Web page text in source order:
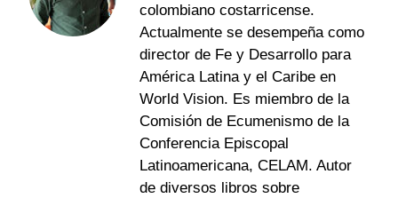
colombiano costarricense.
Actualmente se desempeña como
director de Fe y Desarrollo para
América Latina y el Caribe en
World Vision. Es miembro de la
Comisión de Ecumenismo de la
Conferencia Episcopal
Latinoamericana, CELAM. Autor
de diversos libros sobre